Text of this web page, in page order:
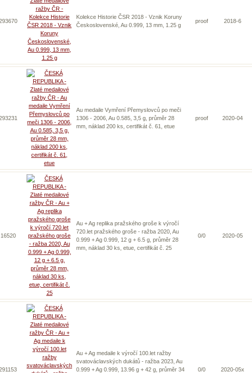
Kolekce Historie ČSR 2018 - Vznik Koruny
Československé, Au 0.999, 13 mm, 1.25 g
proof 2018-6
Au medaile Vymření Přemyslovců po meči
1306 - 2006, Au 0.585, 3,5 g, průměr 28
mm, náklad 200 ks, certifikát č. 61, etue
proof 2020-04
Au + Ag replika pražského groše k výročí
720.let pražského groše - ražba 2020, Au
0.999 + Ag 0.999, 12 g + 6.5 g, průměr 28
mm, náklad 30 ks, etue, certifikát č. 25
0/0 2020-05
Au + Ag medaile k výročí 100.let ražby
svatováclavských dukátů - ražba 2023, Au
0.999 + Ag 0.999, 13.96 g + 42 g, průměr 34
0/0 2020-05x